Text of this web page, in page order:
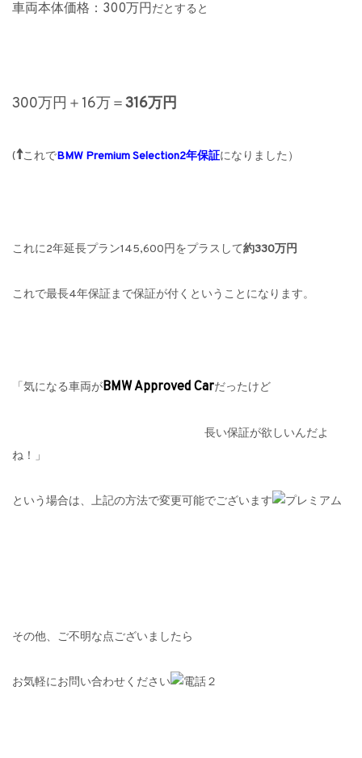
車両本体価格：300万円だとすると
300万円＋16万＝316万円
(↑これでBMW Premium Selection2年保証になりました）
これに2年延長プラン145,600円をプラスして約330万円
これで最長4年保証まで保証が付く ということになります。
「気になる車両がBMW Approved Carだったけど
長い保証が欲しいんだよ
ね！」
という場合は、上記の方法で変更可能でございます
その他、ご不明な点ございましたら
お気軽にお問い合わせください